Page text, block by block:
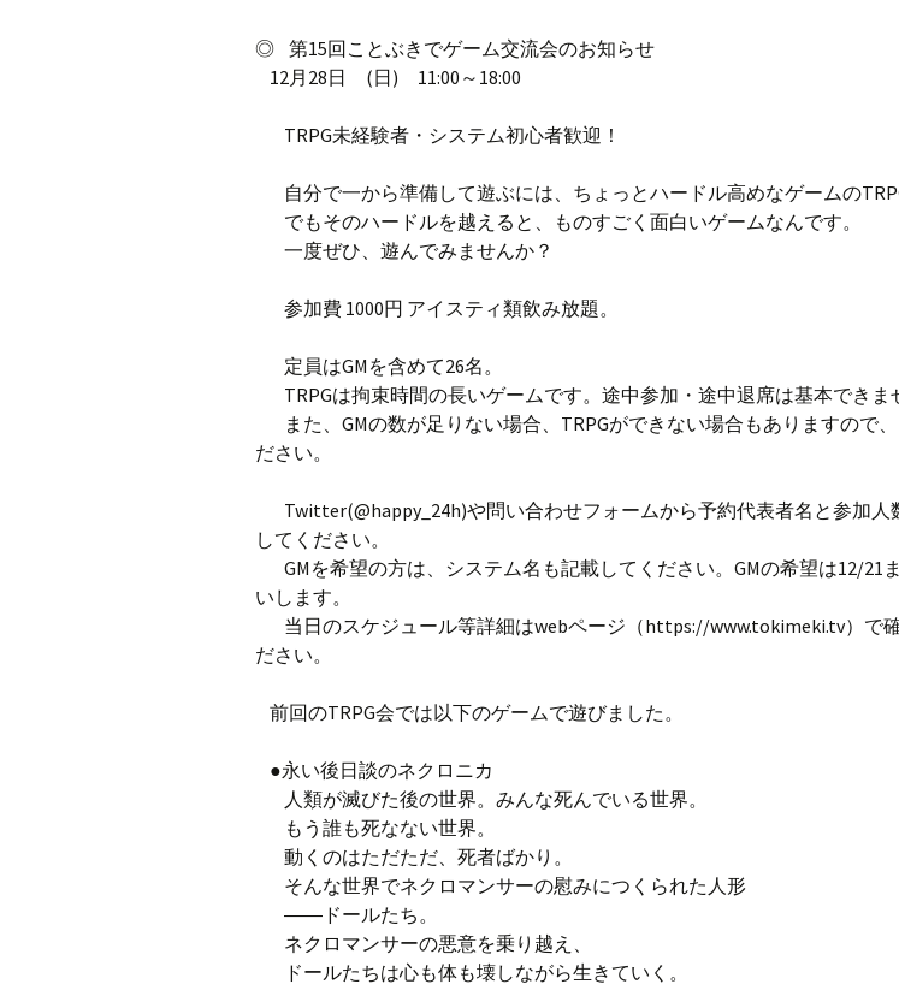
◎ 第15回ことぶきでゲーム交流会のお知らせ
12月28日 (日) 11:00～18:00
TRPG未経験者・システム初心者歓迎！
自分で一から準備して遊ぶには、ちょっとハードル高めなゲームの
でもそのハードルを越えると、ものすごく面白いゲームなんです。
一度ぜひ、遊んでみませんか？
参加費 1000円 アイスティ類飲み放題。
定員はGMを含めて26名。
TRPGは拘束時間の長いゲームです。途中参加・途中退席は基本できま
また、GMの数が足りない場合、TRPGができない場合もありますので、
ださい。
Twitter(@happy_24h)や問い合わせフォームから予約代表者名と参加人
してください。
GMを希望の方は、システム名も記載してください。GMの希望は12/21
いします。
当日のスケジュール等詳細はwebページ（https://www.tokimeki.tv）で
ださい。
前回のTRPG会では以下のゲームで遊びました。
●永い後日談のネクロニカ
人類が滅びた後の世界。みんな死んでいる世界。
もう誰も死なない世界。
動くのはただただ、死者ばかり。
そんな世界でネクロマンサーの慰みにつくられた人形
――ドールたち。
ネクロマンサーの悪意を乗り越え、
ドールたちは心も体も壊しながら生きていく。